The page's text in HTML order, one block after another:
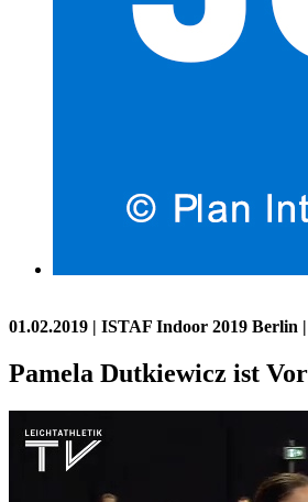
01.02.2019 | ISTAF Indoor 2019 Berlin
Pamela Dutkiewicz ist